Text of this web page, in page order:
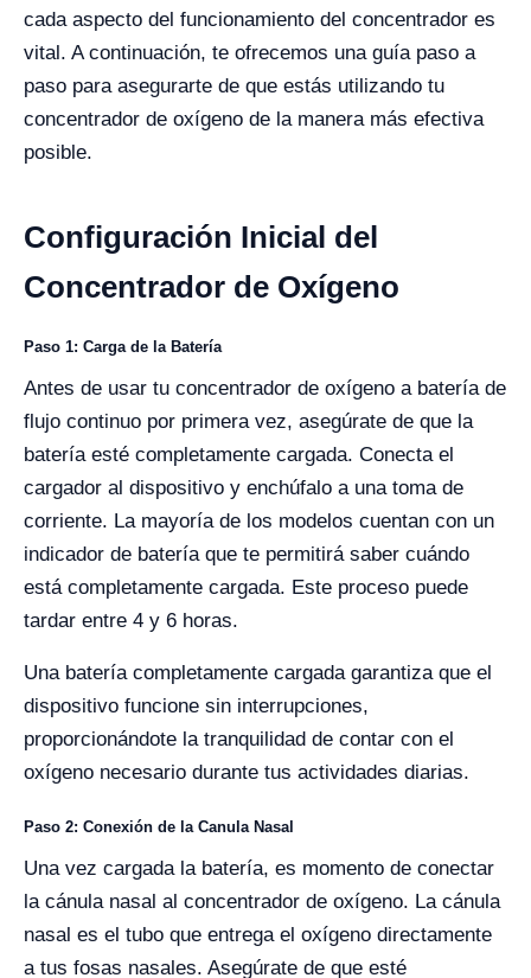
cada aspecto del funcionamiento del concentrador es
vital. A continuación, te ofrecemos una guía paso a
paso para asegurarte de que estás utilizando tu
concentrador de oxígeno de la manera más efectiva
posible.
Configuración Inicial del
Concentrador de Oxígeno
Paso 1: Carga de la Batería
Antes de usar tu concentrador de oxígeno a batería de
flujo continuo por primera vez, asegúrate de que la
batería esté completamente cargada. Conecta el
cargador al dispositivo y enchúfalo a una toma de
corriente. La mayoría de los modelos cuentan con un
indicador de batería que te permitirá saber cuándo
está completamente cargada. Este proceso puede
tardar entre 4 y 6 horas.
Una batería completamente cargada garantiza que el
dispositivo funcione sin interrupciones,
proporcionándote la tranquilidad de contar con el
oxígeno necesario durante tus actividades diarias.
Paso 2: Conexión de la Canula Nasal
Una vez cargada la batería, es momento de conectar
la cánula nasal al concentrador de oxígeno. La cánula
nasal es el tubo que entrega el oxígeno directamente
a tus fosas nasales. Asegúrate de que esté